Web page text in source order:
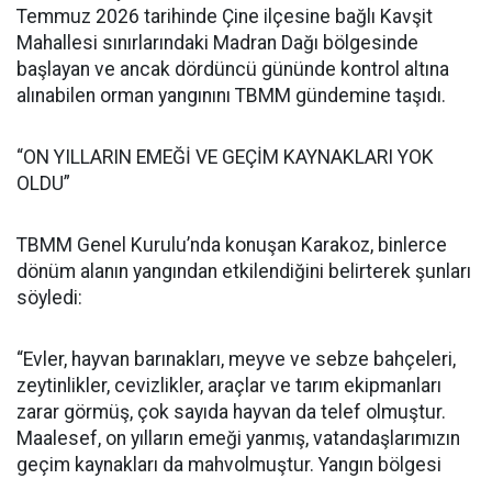
Temmuz 2026 tarihinde Çine ilçesine bağlı Kavşit
Mahallesi sınırlarındaki Madran Dağı bölgesinde
başlayan ve ancak dördüncü gününde kontrol altına
alınabilen orman yangınını TBMM gündemine taşıdı.
“ON YILLARIN EMEĞİ VE GEÇİM KAYNAKLARI YOK
OLDU”
TBMM Genel Kurulu’nda konuşan Karakoz, binlerce
dönüm alanın yangından etkilendiğini belirterek şunları
söyledi:
“Evler, hayvan barınakları, meyve ve sebze bahçeleri,
zeytinlikler, cevizlikler, araçlar ve tarım ekipmanları
zarar görmüş, çok sayıda hayvan da telef olmuştur.
Maalesef, on yılların emeği yanmış, vatandaşlarımızın
geçim kaynakları da mahvolmuştur. Yangın bölgesi